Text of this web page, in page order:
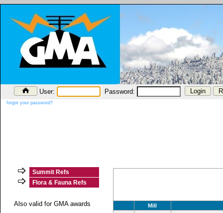
User: Password:
forgot your password?
Summit Refs
Flora & Fauna Refs
Also valid for GMA awards
Mill